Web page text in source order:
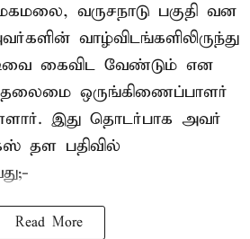
வருசநாடு பகுதி வன
வாழ்விடங்களிலிருந்து
கைவிட வேண்டும் என
தலைமை ஒருங்கிணைப்பாளர்
இது தொடர்பாக அவர்
தள பதிவில்
Read More